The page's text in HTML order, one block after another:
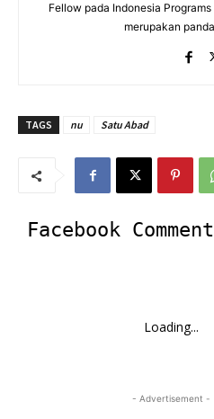
Fellow pada Indonesia
merupakan
TAGS nu Satu Abad
Facebook Comment
Loading...
- Advertisement -